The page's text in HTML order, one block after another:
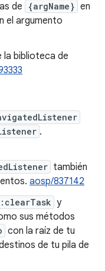
de
{argName} en
el argumento
la biblioteca de
.
también
aosp/837142
y
sus métodos
con la raíz de tu
de tu pila de